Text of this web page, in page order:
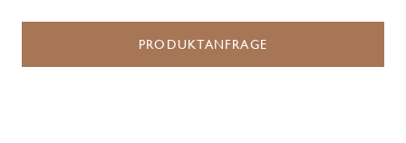
PRODUKTANFRAGE